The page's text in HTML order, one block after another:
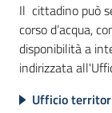
Servizi
Menu
Leggi
Il cittadino può
corso d’acqua,
disponibilità a
indirizzata
Ufficio